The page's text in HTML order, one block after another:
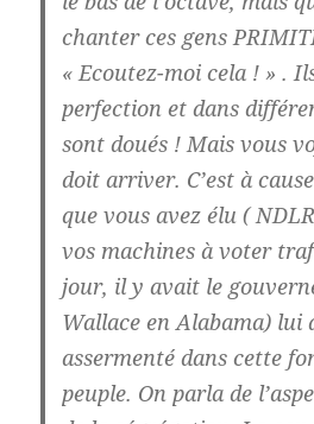
chanterces gens
« Ecoutez-moi cela ! » .
perfection et dans
sont doués ! Mais vous
doit arriver. C’est à
que vous avez élu (
vos machines à voter
jour, il y avait le
Wallace en Alabama) lui
assermenté dans cette
peuple. On parla de